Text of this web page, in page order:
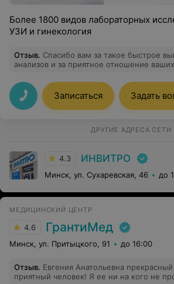
Более 1800 видов лабораторных
УЗИ и гинекология
Отзыв. Спасибо вам за такое быстрое
анализов и за приятное отношение
Записаться Задать
ДРУГИЕ АДРЕСА СЕТИ
4.3 ИНВИТРО
Минск, ул. Сухаревская, 46 до
МЕДИЦИНСКИЙ ЦЕНТР
4.6 ГрантиМед
Минск, ул. Притыцкого, 91 до 16:00
Отзыв. Евгения Анатольевна
приятный человек! Я ее ни на кого не